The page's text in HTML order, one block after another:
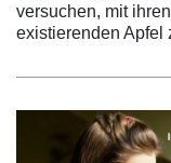
versuchen, mit
existierenden Apfel